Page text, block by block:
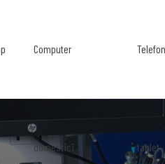
Computer
domestici tablet